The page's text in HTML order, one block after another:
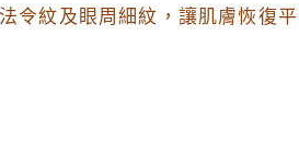
令紋及眼周細紋，讓肌膚恢復平